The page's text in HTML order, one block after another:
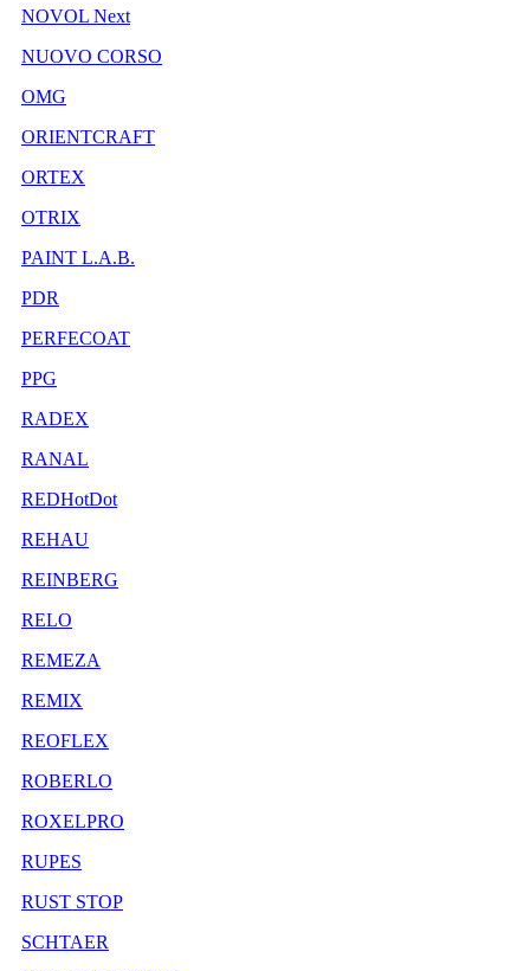
NOVOL Next
NUOVO CORSO
OMG
ORIENTCRAFT
ORTEX
OTRIX
PAINT L.A.B.
PDR
PERFECOAT
PPG
RADEX
RANAL
REDHotDot
REHAU
REINBERG
RELO
REMEZA
REMIX
REOFLEX
ROBERLO
ROXELPRO
RUPES
RUST STOP
SCHTAER